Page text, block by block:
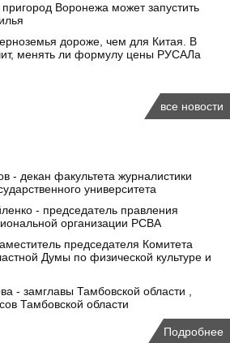
Воронежа может запустить
дороже, чем для Китая. В
менять ли формулу цены РУСАЛа
все новости
- декан факультета журналистики
университета
- председатель правления
организации РСВА
председателя Комитета
Думы по физической культуре и
- замглавы Тамбовской области ,
Тамбовской области
Подробнее